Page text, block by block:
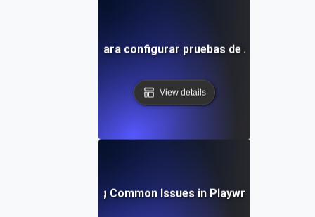
Guía paso a paso para configurar pruebas de API con
View details
Troubleshooting Common Issues in Playwright API